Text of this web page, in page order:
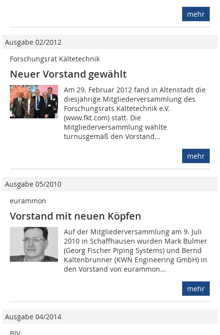
mehr
Ausgabe 02/2012
Forschungsrat Kältetechnik
Neuer Vorstand gewählt
Am 29. Februar 2012 fand in Altenstadt die
diesjährige Mitgliederversammlung des
Forschungsrats Kältetechnik e.V.
(www.fkt.com) statt. Die
Mitgliederversammlung wählte
turnusgemäß den Vorstand...
mehr
Ausgabe 05/2010
eurammon
Vorstand mit neuen Köpfen
Auf der Mitgliederversammlung am 9. Juli
2010 in Schaffhausen wurden Mark Bulmer
(Georg Fischer Piping Sys­tems) und Bernd
Kaltenbrunner (KWN Engineering GmbH) in
den Vorstand von eurammon...
mehr
Ausgabe 04/2014